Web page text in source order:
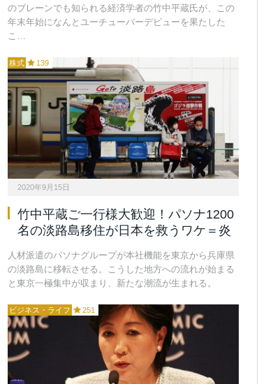
のブレーンでも知られる経済学者の竹中平蔵氏が、この
年末年始になんとユーチューバーデビューを果たした
こ…
株式 139
2020年9月15日
竹中平蔵ご一行様大歓迎！パソナ1200
名の淡路島移住が日本を救うワケ＝炎
人材派遣のパソナグループが本社機能を東京から兵庫県
の淡路島に移転させる。こうした地方への流れが始まる
と東京一極集中が収まり、新たな潮流が生まれる。
ビジネス・ライフ 251